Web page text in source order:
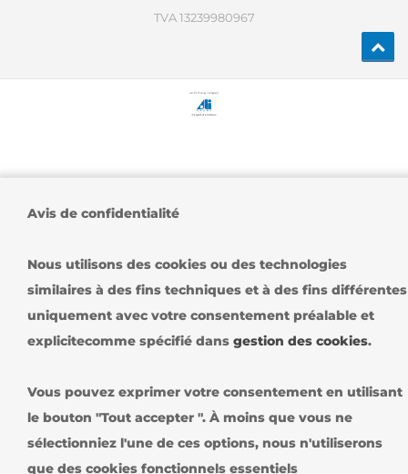
TVA 13239980967
Avis de confidentialité
Nous utilisons des cookies ou des technologies
similaires à des fins techniques et à des fins différentes
uniquement avec votre consentement préalable et
explicitecomme spécifié dans gestion des cookies.
Vous pouvez exprimer votre consentement en utilisant
le bouton "Tout accepter ". À moins que vous ne
sélectionniez l'une de ces options, nous n'utiliserons
que des cookies fonctionnels essentiels